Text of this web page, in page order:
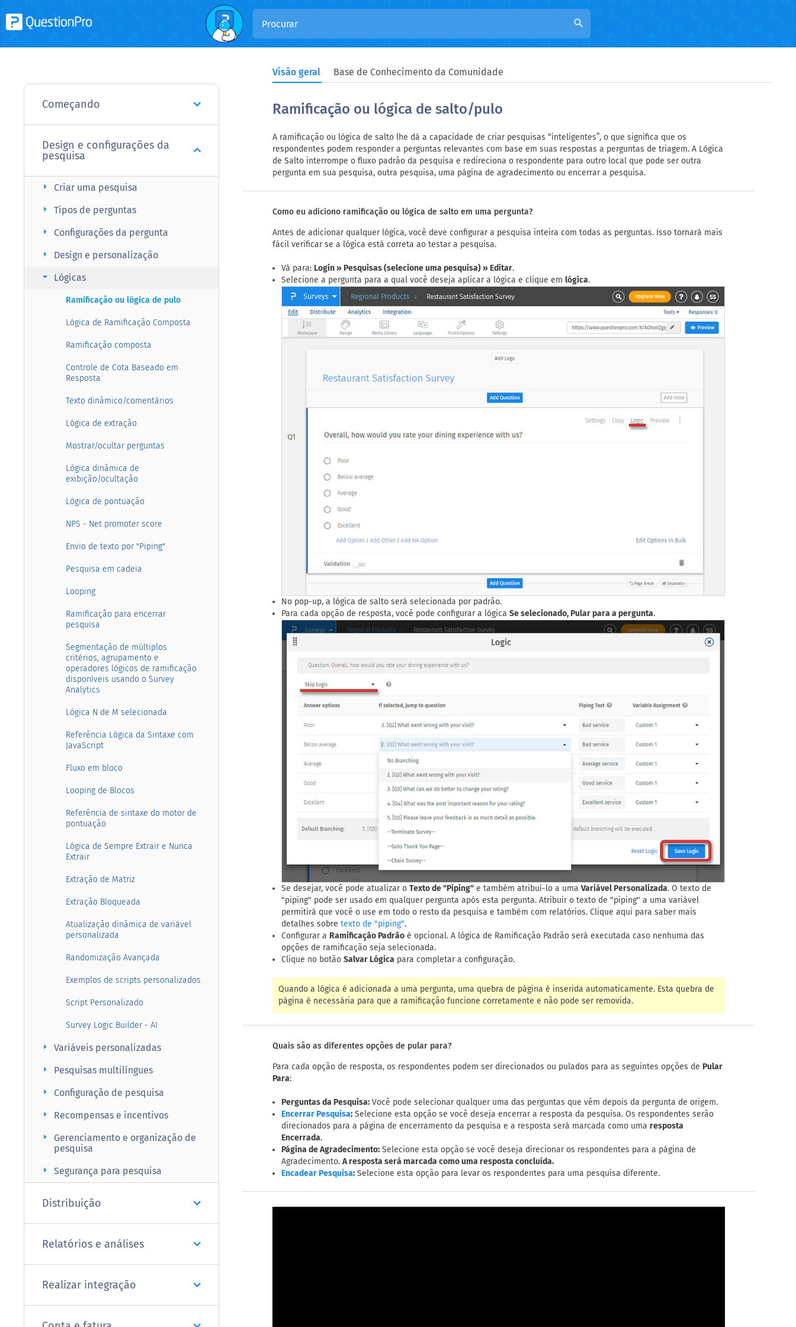
search
Visão geral Base de Conhecimento da Comunidade
Começando
Design e configurações da
pesquisa
Criar uma pesquisa
arrow_right
Tipos de perguntas
arrow_right
Configurações da pergunta
arrow_right
Design e personalização
arrow_right
Lógicas
arrow_right
Ramificação ou lógica de pulo
Lógica de Ramificação Composta
Ramificação composta
Controle de Cota Baseado em
Resposta
Texto dinâmico/comentários
Lógica de extração
Mostrar/ocultar perguntas
Lógica dinâmica de
exibição/ocultação
Lógica de pontuação
NPS - Net promoter score
Envio de texto por "Piping"
Pesquisa em cadeia
Looping
Ramificação para encerrar
pesquisa
Segmentação de múltiplos
critérios, agrupamento e
operadores lógicos de ramificação
disponíveis usando o Survey
Analytics
Lógica N de M selecionada
Referência Lógica da Sintaxe com
JavaScript
Fluxo em bloco
Looping de Blocos
Referência de sintaxe do motor de
pontuação
Lógica de Sempre Extrair e Nunca
Extrair
Extração de Matriz
Extração Bloqueada
Atualização dinâmica de variável
personalizada
Randomização Avançada
Exemplos de scripts personalizados
Script Personalizado
Survey Logic Builder - AI
Variáveis personalizadas
arrow_right
Pesquisas multilíngues
arrow_right
Configuração de pesquisa
arrow_right
Recompensas e incentivos
arrow_right
Gerenciamento e organização de
pesquisa
arrow_right
Segurança para pesquisa
arrow_right
Distribuição
Relatórios e análises
Realizar integração
Ramificação ou lógica de salto/pulo
A ramificação ou lógica de salto lhe dá a capacidade de criar pesquisas “inteligentes”, o que significa que os
respondentes podem responder a perguntas relevantes com base em suas respostas a perguntas de triagem. A Lógica
de Salto interrompe o fluxo padrão da pesquisa e redireciona o respondente para outro local que pode ser outra
pergunta em sua pesquisa, outra pesquisa, uma página de agradecimento ou encerrar a pesquisa.
Como eu adiciono ramificação ou lógica de salto em uma pergunta?
Antes de adicionar qualquer lógica, você deve configurar a pesquisa inteira com todas as perguntas. Isso tornará mais
fácil verificar se a lógica está correta ao testar a pesquisa.
Vá para: Login » Pesquisas (selecione uma pesquisa) » Editar.
Selecione a pergunta para a qual você deseja aplicar a lógica e clique em lógica.
No pop-up, a lógica de salto será selecionada por padrão.
Para cada opção de resposta, você pode configurar a lógica Se selecionado, Pular para a pergunta.
Se desejar, você pode atualizar o Texto de "Piping" e também atribuí-lo a uma Variável Personalizada. O texto de
"piping" pode ser usado em qualquer pergunta após esta pergunta. Atribuir o texto de "piping" a uma variável
permitirá que você o use em todo o resto da pesquisa e também com relatórios. Clique aqui para saber mais
detalhes sobre texto de "piping".
Configurar a Ramificação Padrão é opcional. A lógica de Ramificação Padrão será executada caso nenhuma das
opções de ramificação seja selecionada.
Clique no botão Salvar Lógica para completar a configuração.
Quando a lógica é adicionada a uma pergunta, uma quebra de página é inserida automaticamente. Esta quebra de
página é necessária para que a ramificação funcione corretamente e não pode ser removida.
Quais são as diferentes opções de pular para?
Para cada opção de resposta, os respondentes podem ser direcionados ou pulados para as seguintes opções de Pular
Para:
Perguntas da Pesquisa: Você pode selecionar qualquer uma das perguntas que vêm depois da pergunta de origem.
Encerrar Pesquisa: Selecione esta opção se você deseja encerrar a resposta da pesquisa. Os respondentes serão
direcionados para a página de encerramento da pesquisa e a resposta será marcada como uma resposta
Encerrada.
Página de Agradecimento: Selecione esta opção se você deseja direcionar os respondentes para a página de
Agradecimento. A resposta será marcada como uma resposta concluída.
Encadear Pesquisa: Selecione esta opção para levar os respondentes para uma pesquisa diferente.